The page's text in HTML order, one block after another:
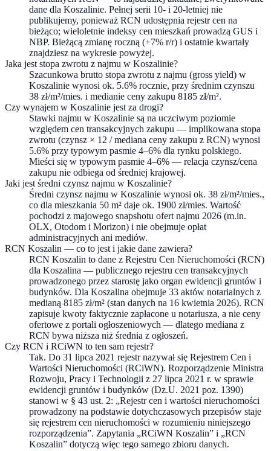
dane dla Koszalinie. Pełnej serii 10- i 20-letniej nie
publikujemy, ponieważ RCN udostępnia rejestr cen na
bieżąco; wieloletnie indeksy cen mieszkań prowadzą GUS i
NBP. Bieżącą zmianę roczną (+7% r/r) i ostatnie kwartały
znajdziesz na wykresie powyżej.
Jaka jest stopa zwrotu z najmu w Koszalinie?
Szacunkowa brutto stopa zwrotu z najmu (gross yield) w
Koszalinie wynosi ok. 5.6% rocznie, przy średnim czynszu
38 zł/m²/mies. i medianie ceny zakupu 8185 zł/m².
Czy wynajem w Koszalinie jest za drogi?
Stawki najmu w Koszalinie są na uczciwym poziomie
względem cen transakcyjnych zakupu — implikowana stopa
zwrotu (czynsz × 12 / mediana ceny zakupu z RCN) wynosi
5.6% przy typowym pasmie 4–6% dla rynku polskiego.
Mieści się w typowym pasmie 4–6% — relacja czynsz/cena
zakupu nie odbiega od średniej krajowej.
Jaki jest średni czynsz najmu w Koszalinie?
Średni czynsz najmu w Koszalinie wynosi ok. 38 zł/m²/mies.,
co dla mieszkania 50 m² daje ok. 1900 zł/mies. Wartość
pochodzi z majowego snapshotu ofert najmu 2026 (m.in.
OLX, Otodom i Morizon) i nie obejmuje opłat
administracyjnych ani mediów.
RCN Koszalin — co to jest i jakie dane zawiera?
RCN Koszalin to dane z Rejestru Cen Nieruchomości (RCN)
dla Koszalina — publicznego rejestru cen transakcyjnych
prowadzonego przez starostę jako organ ewidencji gruntów i
budynków. Dla Koszalina obejmuje 33 aktów notarialnych z
medianą 8185 zł/m² (stan danych na 16 kwietnia 2026). RCN
zapisuje kwoty faktycznie zapłacone u notariusza, a nie ceny
ofertowe z portali ogłoszeniowych — dlatego mediana z
RCN bywa niższa niż średnia z ogłoszeń.
Czy RCN i RCiWN to ten sam rejestr?
Tak. Do 31 lipca 2021 rejestr nazywał się Rejestrem Cen i
Wartości Nieruchomości (RCiWN). Rozporządzenie Ministra
Rozwoju, Pracy i Technologii z 27 lipca 2021 r. w sprawie
ewidencji gruntów i budynków (Dz.U. 2021 poz. 1390)
stanowi w § 43 ust. 2: „Rejestr cen i wartości nieruchomości
prowadzony na podstawie dotychczasowych przepisów staje
się rejestrem cen nieruchomości w rozumieniu niniejszego
rozporządzenia”. Zapytania „RCiWN Koszalin” i „RCN
Koszalin” dotyczą więc tego samego zbioru danych.